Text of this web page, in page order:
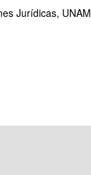
Jurídicas, UNAM